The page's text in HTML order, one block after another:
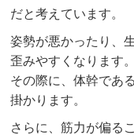
だと考えています。
姿勢が悪かったり、
歪みやすくなります。
その際に、体幹であ
掛かります。
さらに、筋力が偏る